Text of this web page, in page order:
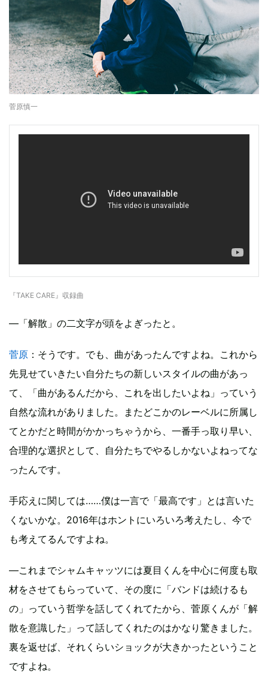
菅原慎一
『TAKE CARE』収録曲
―「解散」の二文字が頭をよぎったと。
菅原 ：そうです。でも、曲があったんですよね。これから
先見せていきたい自分たちの新しいスタイルの曲があっ
て、「曲があるんだから、これを出したいよね」っていう
自然な流れがありました。またどこかのレーベルに所属し
てとかだと時間がかかっちゃうから、一番手っ取り早い、
合理的な選択として、自分たちでやるしかないよねってな
ったんです。
手応えに関しては……僕は一言で「最高です」とは言いた
くないかな。2016年はホントにいろいろ考えたし、今で
も考えてるんですよね。
―これまでシャムキャッツには夏目くんを中心に何度も取
材をさせてもらっていて、その度に「バンドは続けるも
の」っていう哲学を話してくれてたから、菅原くんが「解
散を意識した」って話してくれたのはかなり驚きました。
裏を返せば、それくらいショックが大きかったということ
ですよね。